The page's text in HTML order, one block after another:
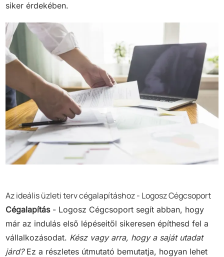
siker érdekében.
Az ideális üzleti terv cégalapításhoz - Logosz Cégcsoport
Cégalapítás- Logosz Cégcsoport segít abban, hogy
már az indulás első lépéseitől sikeresen építhesd fel a
vállalkozásodat. Kész vagy arra, hogy a saját utadat
járd?Ez a részletes útmutató bemutatja, hogyan lehet